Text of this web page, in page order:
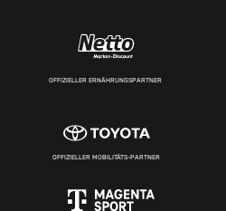
OFFIZIELLER ERNÄHRUNGSPARTNER
OFFIZIELLER MOBILITÄTS-PARTNER